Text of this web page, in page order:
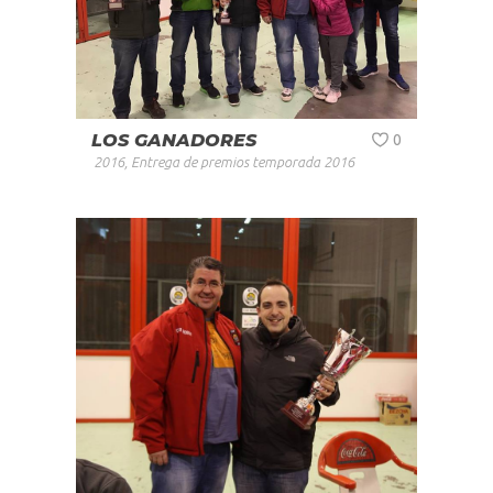
LOS GANADORES
2016, Entrega de premios temporada 2016
0